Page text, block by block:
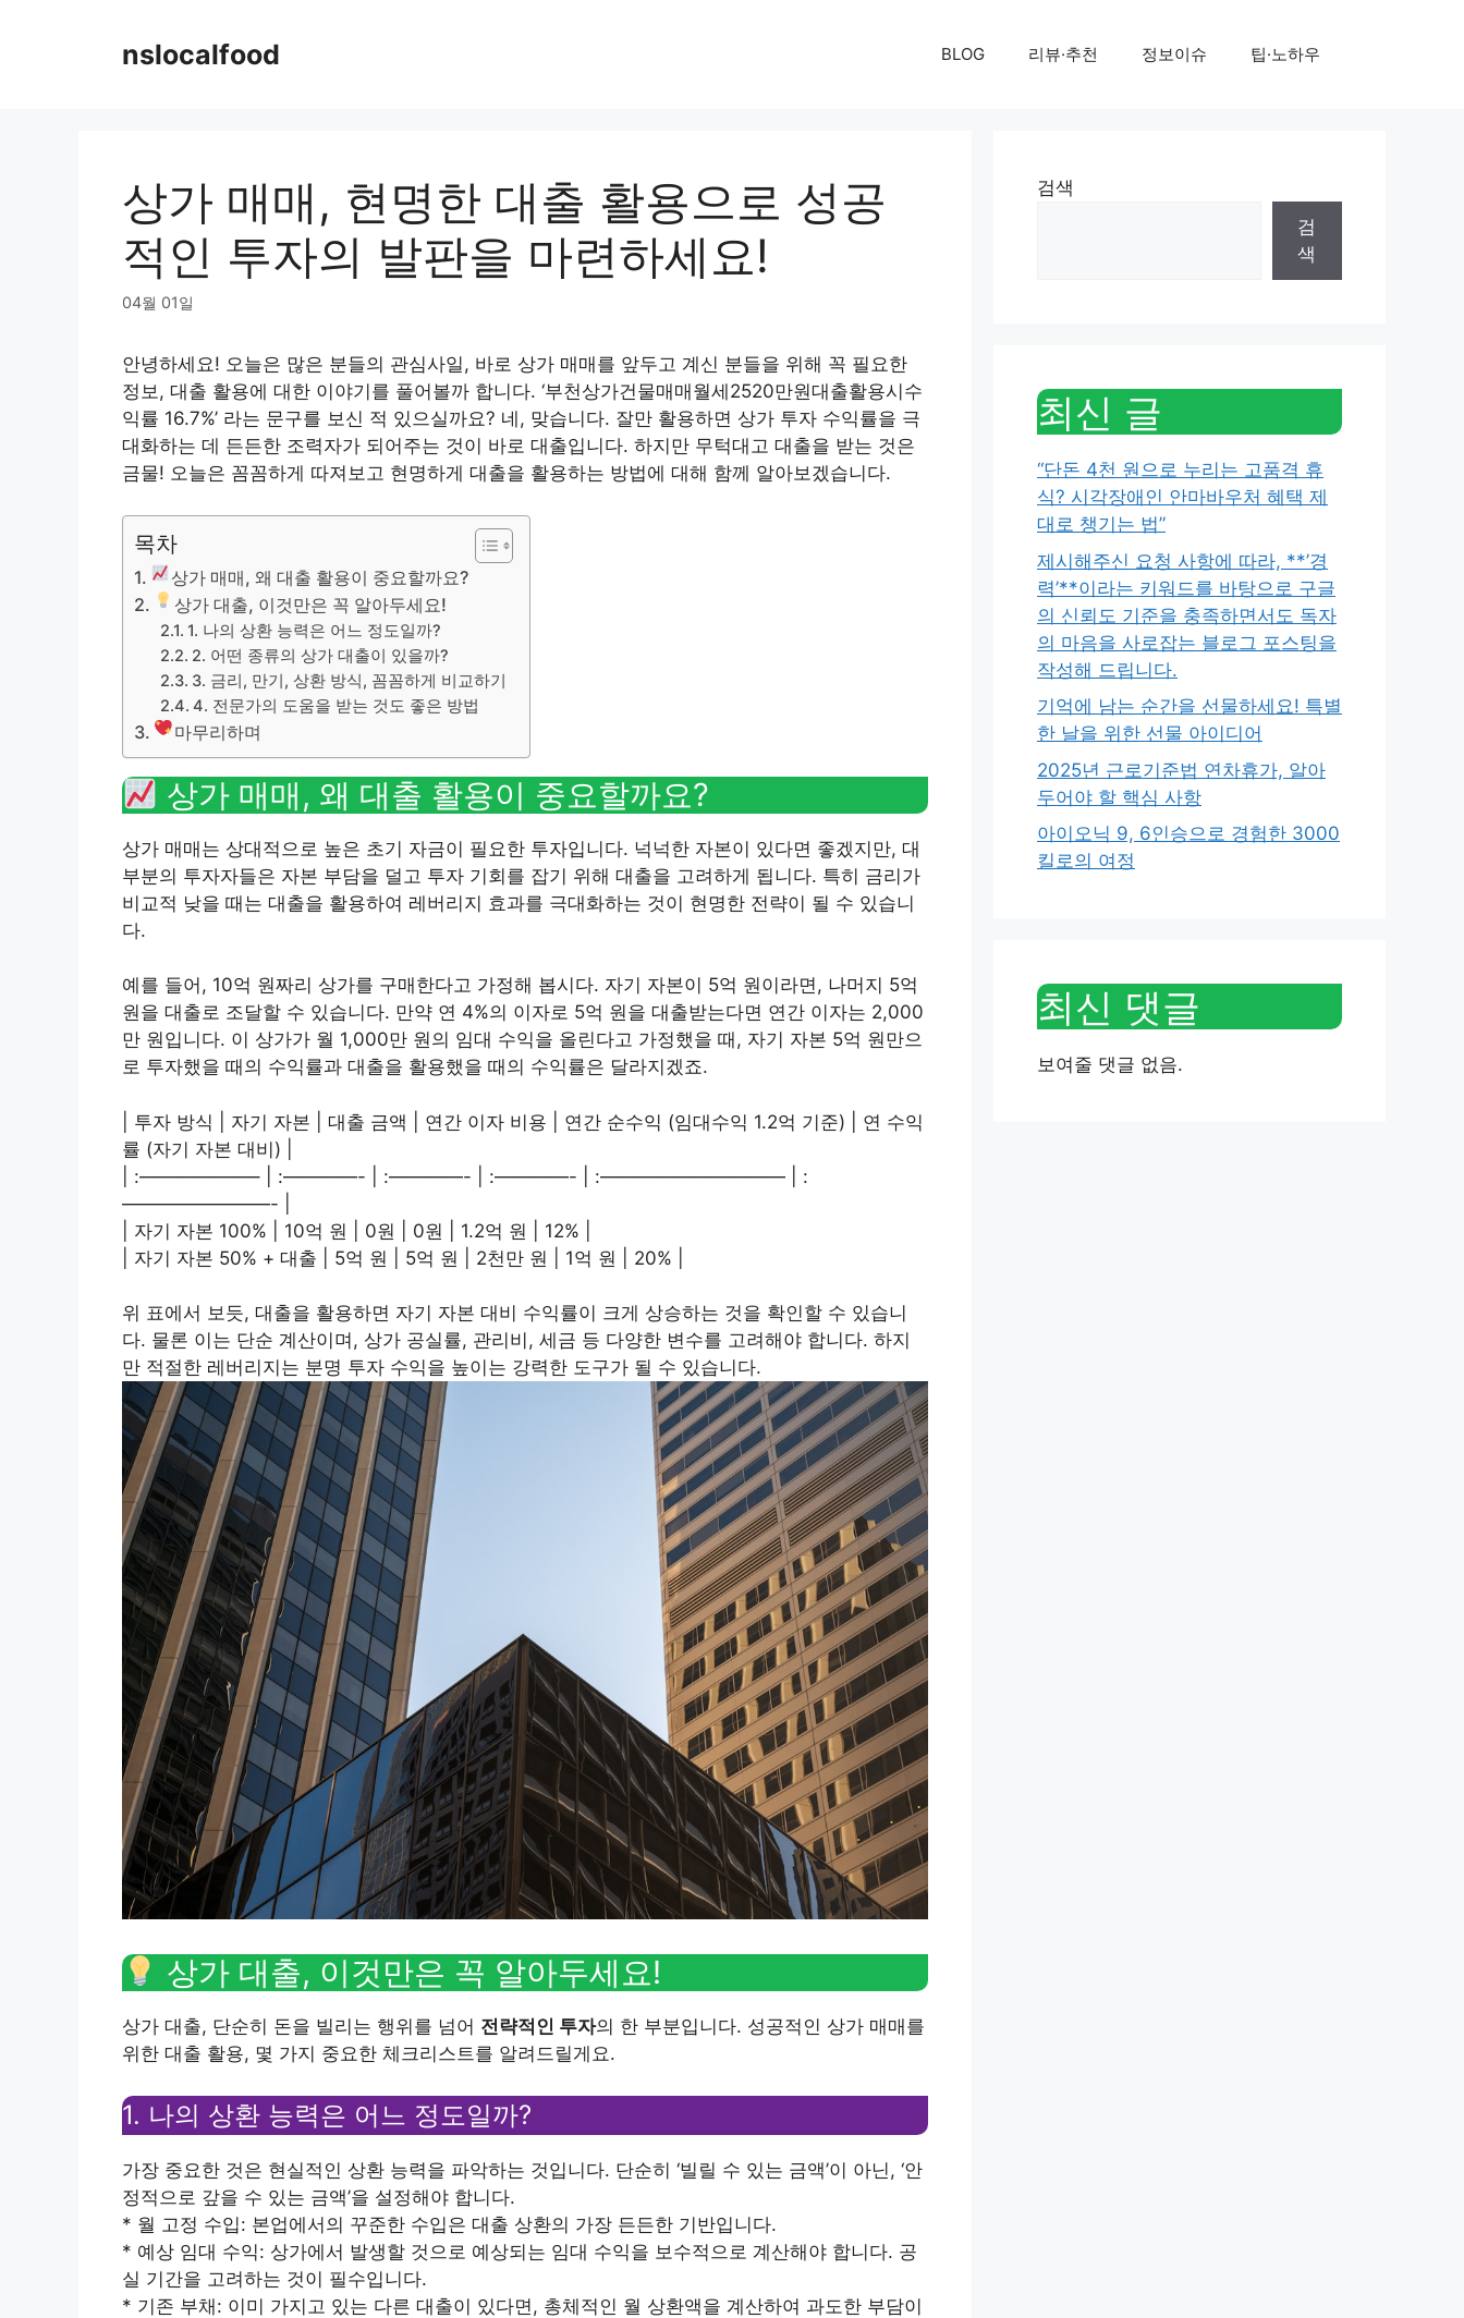
nslocalfood BLOG 리뷰·추천 정보이슈 팁·노하우
상가 매매, 현명한 대출 활용으로 성공
적인 투자의 발판을 마련하세요!
04월 01일
안녕하세요! 오늘은 많은 분들의 관심사일, 바로 상가 매매를 앞두고 계신 분들을 위해 꼭 필요한
정보, 대출 활용에 대한 이야기를 풀어볼까 합니다. ‘부천상가건물매매월세2520만원대출활용시수
익률 16.7%’ 라는 문구를 보신 적 있으실까요? 네, 맞습니다. 잘만 활용하면 상가 투자 수익률을 극
대화하는 데 든든한 조력자가 되어주는 것이 바로 대출입니다. 하지만 무턱대고 대출을 받는 것은
금물! 오늘은 꼼꼼하게 따져보고 현명하게 대출을 활용하는 방법에 대해 함께 알아보겠습니다.
목차
상가 매매, 왜 대출 활용이 중요할까요?
상가 대출, 이것만은 꼭 알아두세요!
1. 나의 상환 능력은 어느 정도일까?
2. 어떤 종류의 상가 대출이 있을까?
3. 금리, 만기, 상환 방식, 꼼꼼하게 비교하기
4. 전문가의 도움을 받는 것도 좋은 방법
마무리하며
상가 매매, 왜 대출 활용이 중요할까요?
상가 매매는 상대적으로 높은 초기 자금이 필요한 투자입니다. 넉넉한 자본이 있다면 좋겠지만, 대
부분의 투자자들은 자본 부담을 덜고 투자 기회를 잡기 위해 대출을 고려하게 됩니다. 특히 금리가
비교적 낮을 때는 대출을 활용하여 레버리지 효과를 극대화하는 것이 현명한 전략이 될 수 있습니
다.
예를 들어, 10억 원짜리 상가를 구매한다고 가정해 봅시다. 자기 자본이 5억 원이라면, 나머지 5억
원을 대출로 조달할 수 있습니다. 만약 연 4%의 이자로 5억 원을 대출받는다면 연간 이자는 2,000
만 원입니다. 이 상가가 월 1,000만 원의 임대 수익을 올린다고 가정했을 때, 자기 자본 5억 원만으
로 투자했을 때의 수익률과 대출을 활용했을 때의 수익률은 달라지겠죠.
| 투자 방식 | 자기 자본 | 대출 금액 | 연간 이자 비용 | 연간 순수익 (임대수익 1.2억 기준) | 연 수익
률 (자기 자본 대비) |
| :——————– | :————- | :————- | :————- | :—————————— | :
————————- |
| 자기 자본 100% | 10억 원 | 0원 | 0원 | 1.2억 원 | 12% |
| 자기 자본 50% + 대출 | 5억 원 | 5억 원 | 2천만 원 | 1억 원 | 20% |
위 표에서 보듯, 대출을 활용하면 자기 자본 대비 수익률이 크게 상승하는 것을 확인할 수 있습니
다. 물론 이는 단순 계산이며, 상가 공실률, 관리비, 세금 등 다양한 변수를 고려해야 합니다. 하지
만 적절한 레버리지는 분명 투자 수익을 높이는 강력한 도구가 될 수 있습니다.
상가 대출, 이것만은 꼭 알아두세요!
상가 대출, 단순히 돈을 빌리는 행위를 넘어 전략적인 투자의 한 부분입니다. 성공적인 상가 매매를
위한 대출 활용, 몇 가지 중요한 체크리스트를 알려드릴게요.
1. 나의 상환 능력은 어느 정도일까?
가장 중요한 것은 현실적인 상환 능력을 파악하는 것입니다. 단순히 ‘빌릴 수 있는 금액’이 아닌, ‘안
정적으로 갚을 수 있는 금액’을 설정해야 합니다.
* 월 고정 수입: 본업에서의 꾸준한 수입은 대출 상환의 가장 든든한 기반입니다.
* 예상 임대 수익: 상가에서 발생할 것으로 예상되는 임대 수익을 보수적으로 계산해야 합니다. 공
실 기간을 고려하는 것이 필수입니다.
* 기존 부채: 이미 가지고 있는 다른 대출이 있다면, 총체적인 월 상환액을 계산하여 과도한 부담이
검색
검
색
최신 글
“단돈 4천 원으로 누리는 고품격 휴
식? 시각장애인 안마바우처 혜택 제
대로 챙기는 법”
제시해주신 요청 사항에 따라, **’경
력’**이라는 키워드를 바탕으로 구글
의 신뢰도 기준을 충족하면서도 독자
의 마음을 사로잡는 블로그 포스팅을
작성해 드립니다.
기억에 남는 순간을 선물하세요! 특별
한 날을 위한 선물 아이디어
2025년 근로기준법 연차휴가, 알아
두어야 할 핵심 사항
아이오닉 9, 6인승으로 경험한 3000
킬로의 여정
최신 댓글
보여줄 댓글 없음.